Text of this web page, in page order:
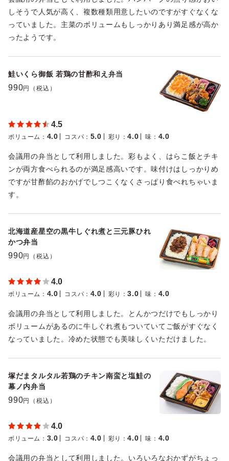
しそうで人気が高く、複数種類用意したいのですがすぐなくな
っていました。主菜のボリュームもしっかりあり満足感が高か
ったようです。
鮭いくら御飯 若鶏の甘酢和え弁当
990円（税込）
4.5
ボリューム ： 4.0 コスパ ： 5.0 彩り ：4.0 味 ： 4.0
会議用の弁当として利用しました。彩もよく、はらこ飯とチキ
ンが両方食べられるのが満足感高いです。味付けはしっかりめ
ですが甘酢餡のおかげでしつこくなくさっぱり食べれちゃいま
す。
北海道産星空の黒牛しぐれ煮と三元豚ひれ
かつ弁当
990円（税込）
4.0
ボリューム ： 4.0 コスパ ： 4.0 彩り ：3.0 味 ： 4.0
会議用の弁当として利用しました。とんかつだけでもしっかり
ボリュームがあるのに牛しぐれ煮もついていてご飯がすぐなく
なっていました。冷めた状態でも美味しくいただけました。
塚だまタルタル若鶏のチキン南蛮と塩鮭の
幕ノ内弁当
990円（税込）
4.0
ボリューム ： 3.0 コスパ ： 4.0 彩り ：4.0 味 ： 4.0
会議用の弁当として利用しました。いろいろなおかずがちょっ